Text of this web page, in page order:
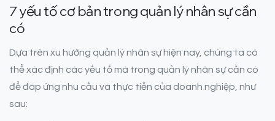
7 yếu tố cơ bản trong quản lý nhân sự cần
có
Dựa trên xu hướng quản lý nhân sự hiện nay, chúng ta có
thể xác định các yếu tố mà trong quản lý nhân sự cần có
để đáp ứng nhu cầu và thực tiễn của doanh nghiệp, như
sau: